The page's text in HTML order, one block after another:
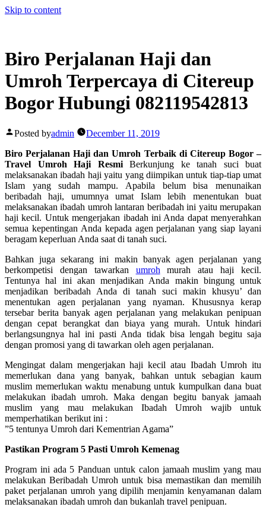
Skip to content
Biro Perjalanan Haji dan
Umroh Terpercaya di Citereup
Bogor Hubungi 082119542813
Posted byadmin
December 11, 2019
Biro Perjalanan Haji dan Umroh Terbaik di Citereup Bogor –
Travel Umroh Haji Resmi Berkunjung ke tanah suci buat
melaksanakan ibadah haji yaitu yang diimpikan untuk tiap-tiap umat
Islam yang sudah mampu. Apabila belum bisa menunaikan
beribadah haji, umumnya umat Islam lebih menentukan buat
melaksanakan ibadah umroh lantaran beribadah ini yaitu merupakan
haji kecil. Untuk mengerjakan ibadah ini Anda dapat menyerahkan
semua kepentingan Anda kepada agen perjalanan yang siap layani
beragam keperluan Anda saat di tanah suci.
Bahkan juga sekarang ini makin banyak agen perjalanan yang
berkompetisi dengan tawarkan umroh murah atau haji kecil.
Tentunya hal ini akan menjadikan Anda makin bingung untuk
menjadikan beribadah Anda di tanah suci makin khusyu’ dan
menentukan agen perjalanan yang nyaman. Khususnya kerap
tersebar berita banyak agen perjalanan yang melakukan penipuan
dengan cepat berangkat dan biaya yang murah. Untuk hindari
berlangsungnya hal ini pasti Anda tidak bisa lengah begitu saja
dengan promosi yang di tawarkan oleh agen perjalanan.
Mengingat dalam mengerjakan haji kecil atau Ibadah Umroh itu
memerlukan dana yang banyak, bahkan untuk sebagian kaum
muslim memerlukan waktu menabung untuk kumpulkan dana buat
melakukan ibadah umroh. Maka dengan begitu banyak jamaah
muslim yang mau melakukan Ibadah Umroh wajib untuk
memperhatikan berikut ini :
”5 tentunya Umroh dari Kementrian Agama”
Pastikan Program 5 Pasti Umroh Kemenag
Program ini ada 5 Panduan untuk calon jamaah muslim yang mau
melakukan Beribadah Umroh untuk bisa memastikan dan memilih
paket perjalanan umroh yang dipilih menjamin kenyamanan dalam
melaksanakan ibadah umroh dan bukanlah travel penipuan.